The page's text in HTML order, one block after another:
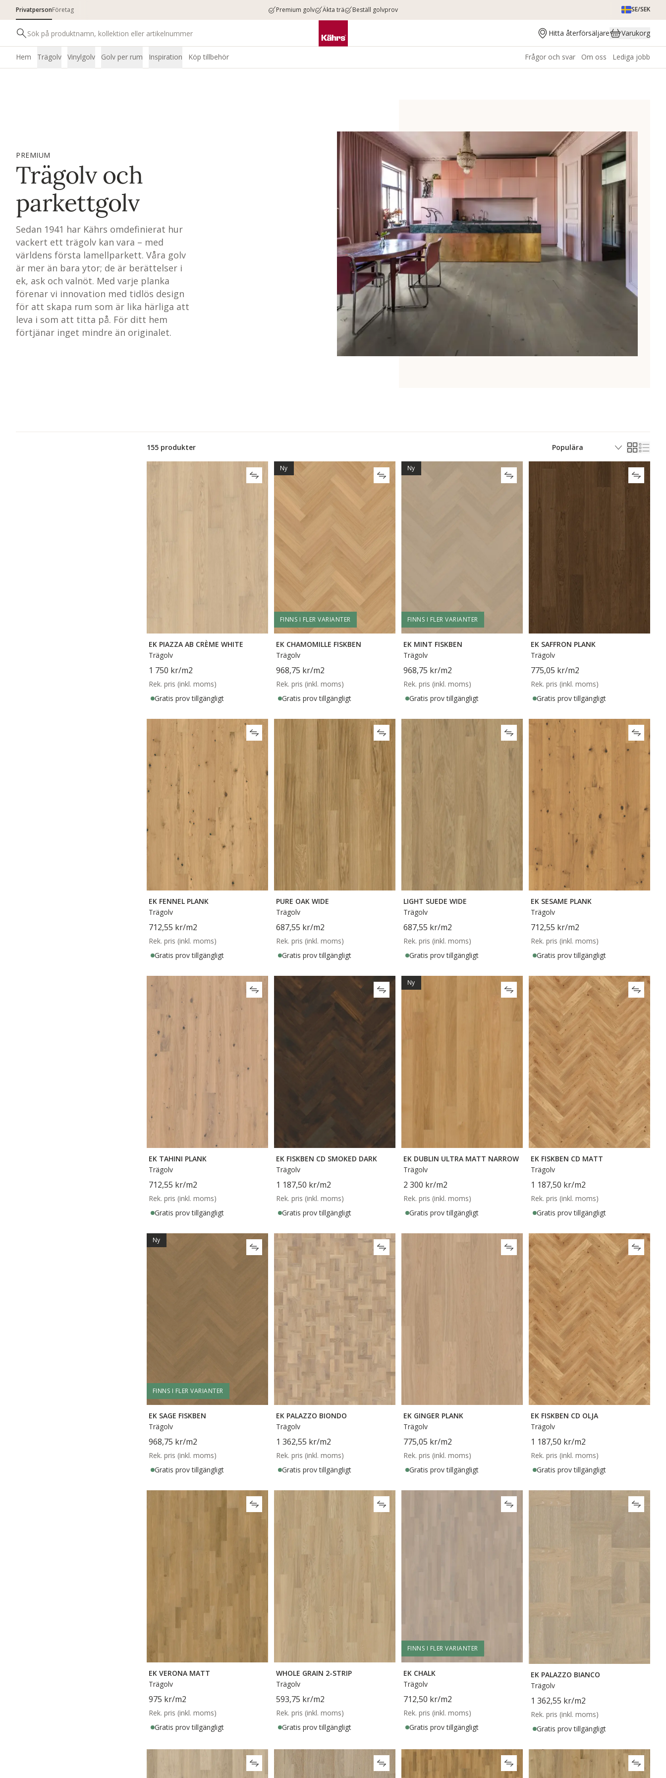
PrivatpersonFöretag Premium golv Äkta trä Beställ golvprov SE/SEK
Hitta återförsäljare Varukorg
Hem Trägolv Vinylgolv Golv per rum Inspiration Köp tillbehör Frågor och svar Om oss Lediga jobb
PREMIUM
Trägolv och
parkettgolv
Sedan 1941 har Kährs omdefinierat hur
vackert ett trägolv kan vara – med
världens första lamellparkett. Våra golv
är mer än bara ytor; de är berättelser i
ek, ask och valnöt. Med varje planka
förenar vi innovation med tidlös design
för att skapa rum som är lika härliga att
leva i som att titta på. För ditt hem
förtjänar inget mindre än originalet.
155 produkter
EK PIAZZA AB CRÈME WHITE
Trägolv
1 750 kr/m2
Rek. pris (inkl. moms)
Gratis prov tillgängligt
Ny
FINNS I FLER VARIANTER
EK CHAMOMILLE FISKBEN
Trägolv
968,75 kr/m2
Rek. pris (inkl. moms)
Gratis prov tillgängligt
Ny
FINNS I FLER VARIANTER
EK MINT FISKBEN
Trägolv
968,75 kr/m2
Rek. pris (inkl. moms)
Gratis prov tillgängligt
EK SAFFRON PLANK
Trägolv
775,05 kr/m2
Rek. pris (inkl. moms)
Gratis prov tillgängligt
EK FENNEL PLANK
Trägolv
712,55 kr/m2
Rek. pris (inkl. moms)
Gratis prov tillgängligt
PURE OAK WIDE
Trägolv
687,55 kr/m2
Rek. pris (inkl. moms)
Gratis prov tillgängligt
LIGHT SUEDE WIDE
Trägolv
687,55 kr/m2
Rek. pris (inkl. moms)
Gratis prov tillgängligt
EK SESAME PLANK
Trägolv
712,55 kr/m2
Rek. pris (inkl. moms)
Gratis prov tillgängligt
EK TAHINI PLANK
Trägolv
712,55 kr/m2
Rek. pris (inkl. moms)
Gratis prov tillgängligt
EK FISKBEN CD SMOKED DARK
Trägolv
1 187,50 kr/m2
Rek. pris (inkl. moms)
Gratis prov tillgängligt
Ny
EK DUBLIN ULTRA MATT NARROW
Trägolv
2 300 kr/m2
Rek. pris (inkl. moms)
Gratis prov tillgängligt
EK FISKBEN CD MATT
Trägolv
1 187,50 kr/m2
Rek. pris (inkl. moms)
Gratis prov tillgängligt
Ny
FINNS I FLER VARIANTER
EK SAGE FISKBEN
Trägolv
968,75 kr/m2
Rek. pris (inkl. moms)
Gratis prov tillgängligt
EK PALAZZO BIONDO
Trägolv
1 362,55 kr/m2
Rek. pris (inkl. moms)
Gratis prov tillgängligt
EK GINGER PLANK
Trägolv
775,05 kr/m2
Rek. pris (inkl. moms)
Gratis prov tillgängligt
EK FISKBEN CD OLJA
Trägolv
1 187,50 kr/m2
Rek. pris (inkl. moms)
Gratis prov tillgängligt
EK VERONA MATT
Trägolv
975 kr/m2
Rek. pris (inkl. moms)
Gratis prov tillgängligt
WHOLE GRAIN 2-STRIP
Trägolv
593,75 kr/m2
Rek. pris (inkl. moms)
Gratis prov tillgängligt
FINNS I FLER VARIANTER
EK CHALK
Trägolv
712,50 kr/m2
Rek. pris (inkl. moms)
Gratis prov tillgängligt
EK PALAZZO BIANCO
Trägolv
1 362,55 kr/m2
Rek. pris (inkl. moms)
Gratis prov tillgängligt